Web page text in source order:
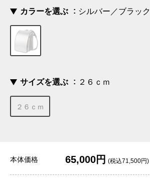
カラーを選ぶ シルバー／ブラック
サイズを選ぶ ２６ｃｍ
２６ｃｍ
本体価格 65,000円 (税込71,500円)